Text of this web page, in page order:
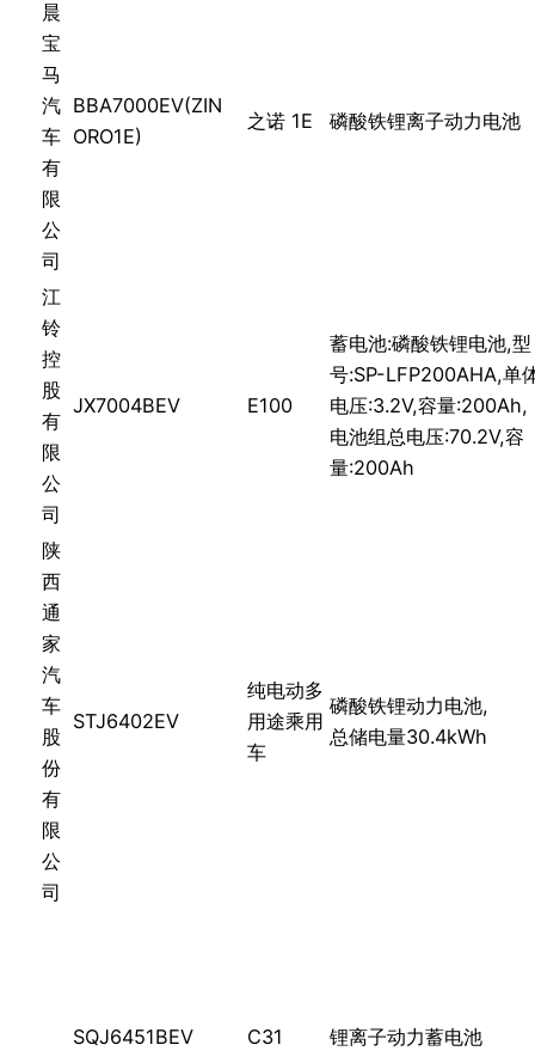
晨
宝
马
汽
车
有
限
公
司
BBA7000EV(ZIN
ORO1E)
之诺 1E 磷酸铁锂离子动力电池
江
铃
控
股
有
限
公
司
JX7004BEV E100
蓄电池:磷酸铁锂电池,型
号:SP-LFP200AHA,单
电压:3.2V,容量:200Ah,
电池组总电压:70.2V,容
量:200Ah
陕
西
通
家
汽
车
股
份
有
限
公
司
STJ6402EV
纯电动多
用途乘用
车
磷酸铁锂动力电池,
总储电量30.4kWh
SQJ6451BEV C31 锂离子动力蓄电池